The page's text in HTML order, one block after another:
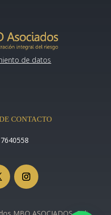
de datos
CONTACTO